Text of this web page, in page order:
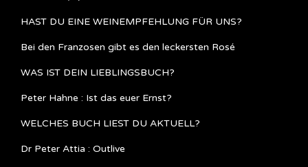
HAST DU EINE WEINEMPFEHLUNG FÜR UNS?
Bei den Franzosen gibt es den leckersten Rosé
WAS IST DEIN LIEBLINGSBUCH?
Peter Hahne : Ist das euer Ernst?
WELCHES BUCH LIEST DU AKTUELL?
Dr Peter Attia : Outlive